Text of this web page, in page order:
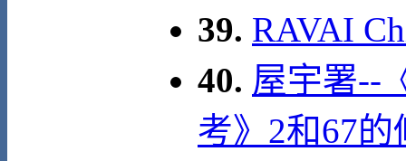
39. RAVAI
40. 屋宇署--
考》2和67的